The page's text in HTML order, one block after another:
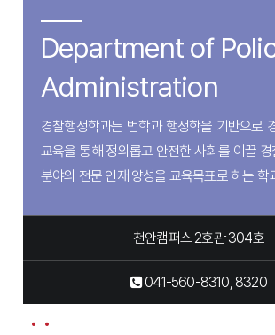
Department of
Administration
경찰행정학과는 법학과 행정학을 기반으로
교육을 통해 정의롭고 안전한 사회를 이끌
분야의 전문 인재 양성을 교육목표로 하는 학
천안캠퍼스 2호관 304호
041-560-8310, 8320